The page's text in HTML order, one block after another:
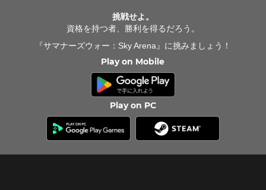
挑戦せよ。
資格を持つ者、勝利を得るだろう。
『サマナーズウォー：Sky Arena』に挑みましょう！
Play on Mobile
Play on PC